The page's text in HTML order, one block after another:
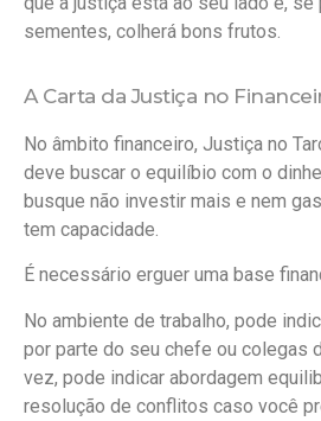
sementes, colherá bons frutos.
A Carta da Justiça no
No âmbito financeiro, Justiça no
deve buscar o equilíbio com o
busque não investir mais e nem
tem capacidade.
É necessário erguer uma base
No ambiente de trabalho, pode
por parte do seu chefe ou colegas
vez, pode indicar abordagem
resolução de conflitos caso você